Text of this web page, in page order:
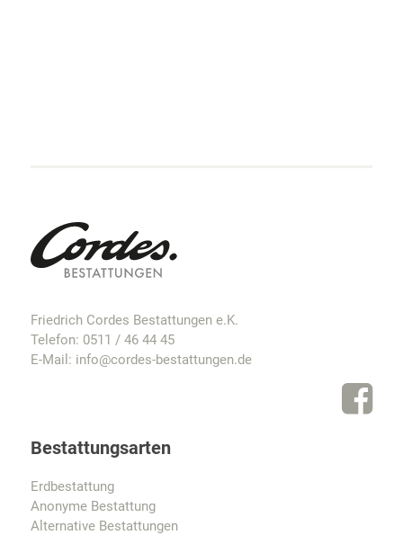
Friedrich Cordes Bestattungen e.K.
Telefon: 0511 / 46 44 45
E-Mail: info@cordes-bestattungen.de
Bestattungsarten
Erdbestattung
Anonyme Bestattung
Alternative Bestattungen